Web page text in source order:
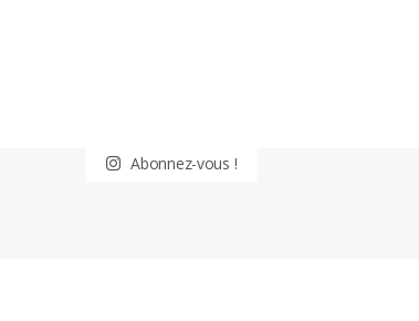
Abonnez-vous !